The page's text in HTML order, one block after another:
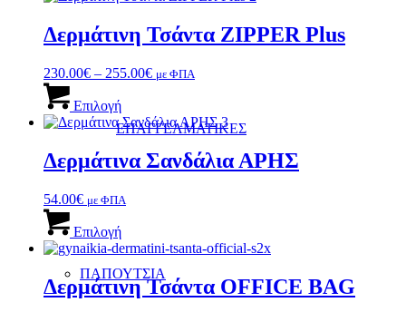
ΕΠΑΓΓΕΛΜΑΤΙΚΕΣ
ΠΑΠΟΥΤΣΙΑ
Δερμάτινη Τσάντα ZIPPER Plus
230.00€ – 255.00€Price
through
255.00€
με ΦΠΑ
Επιλογήτο
προϊόν
έχει
πολλαπλές
παραλλαγές.
επιλογές
να
επιλεγούν
στη
σελίδα
του
Δερμάτινα Σανδάλια ΑΡΗΣ
54.00€ με ΦΠΑ
Επιλογήτο
προϊόν
πολλαπλές
παραλλαγές.
Δερμάτινη Τσάντα OFFICE BAG